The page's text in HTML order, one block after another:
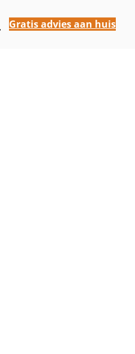
Gratis advies aan huis